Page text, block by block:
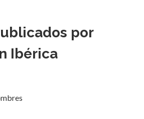
por
Ibérica